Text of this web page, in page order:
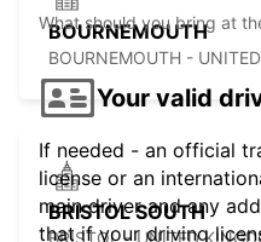
BOURNEMOUTH
BOURNEMOUTH -
BRISTOL SOUTH
What should you bring at
Your valid
If needed - an official
license or an
main driver and any
that if your driving